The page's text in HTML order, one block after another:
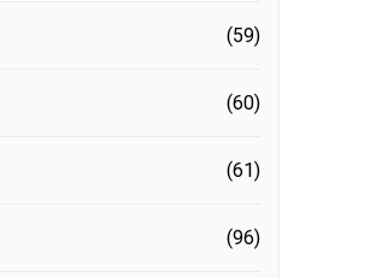
(59)
(60)
(61)
(96)